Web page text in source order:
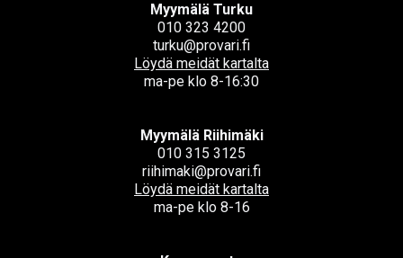
Myymälä Turku
010 323 4200
turku@provari.fi
Löydä meidät kartalta
ma-pe klo 8-16:30
Myymälä Riihimäki
010 315 3125
riihimaki@provari.fi
Löydä meidät kartalta
ma-pe klo 8-16